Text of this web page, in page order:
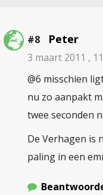
#8 Peter
3 maart 2011 ,
@6 misschien
nu zo aanpakt
twee seconden
De Verhagen is
paling in een